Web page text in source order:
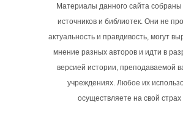
Материалы данного сайта
источников и библиотек. Они не
актуальность и правдивость, могут
мнение разных авторов и идти в
версией истории, преподаваемой
учреждениях. Любое их
осуществляете на свой страх